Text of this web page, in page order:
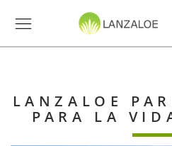
LANZALOE
PARA LA